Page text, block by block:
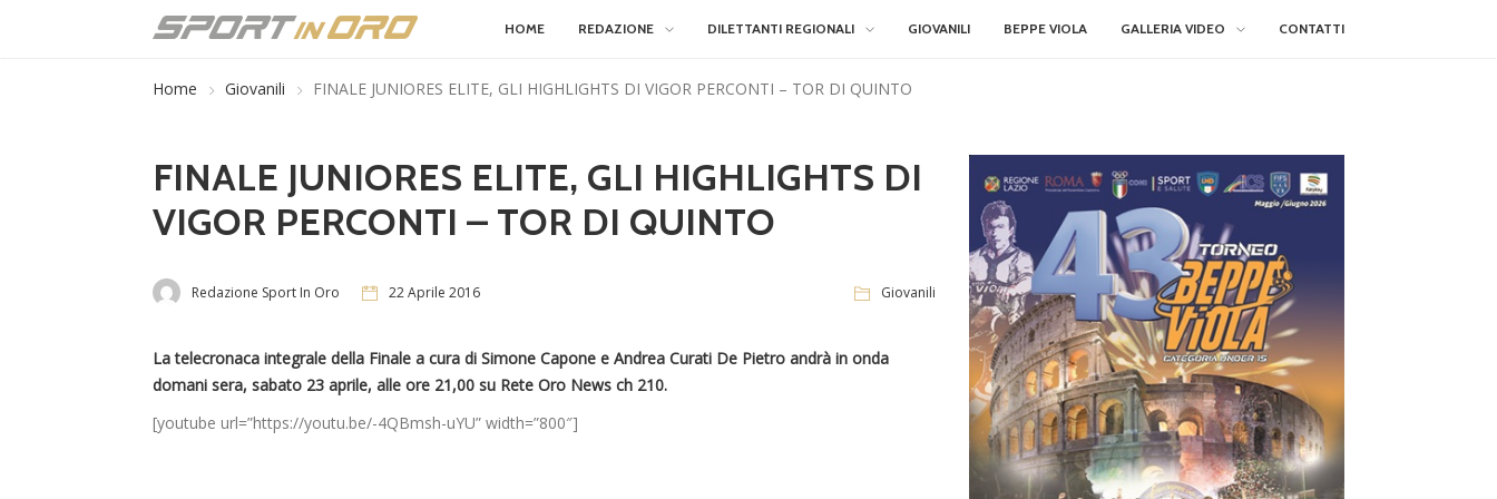
HOME REDAZIONE DILETTANTI REGIONALI GIOVANILI BEPPE VIOLA GALLERIA VIDEO CONTATTI
Home Giovanili FINALE JUNIORES ELITE, GLI HIGHLIGHTS DI VIGOR PERCONTI – TOR DI QUINTO
FINALE JUNIORES ELITE, GLI HIGHLIGHTS DI
VIGOR PERCONTI – TOR DI QUINTO
Redazione Sport In Oro 22 Aprile 2016 Giovanili
La telecronaca integrale della Finale a cura di Simone Capone e Andrea Curati De Pietro andrà in onda
domani sera, sabato 23 aprile, alle ore 21,00 su Rete Oro News ch 210.
[youtube url=”https://youtu.be/-4QBmsh-uYU” width=”800″]